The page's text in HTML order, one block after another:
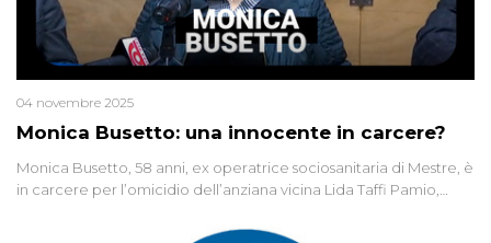
Monica Busetto: una innocente in carcere?
04 novembre 2025
Monica Busetto, 58 anni, ex operatrice sociosanitaria di Mestre, è
in carcere per l’omicidio dell’anziana vicina Lida Taffi Pamio,
minuscola su una collanina, Monica si proclama innocente. Nel